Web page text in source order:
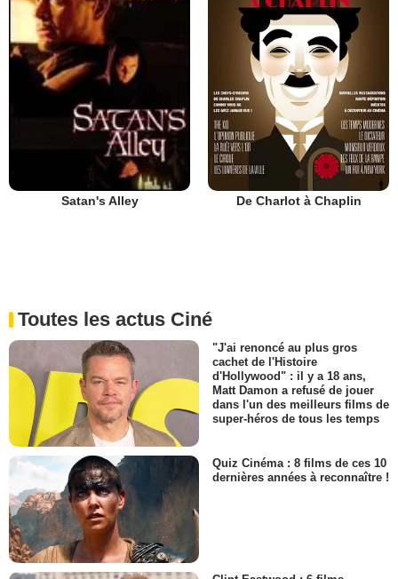
Satan's Alley De Charlot à Chaplin
Toutes les actus Ciné
"J'ai renoncé au plus gros
cachet de l'Histoire
d'Hollywood" : il y a 18 ans,
Matt Damon a refusé de jouer
dans l'un des meilleurs films de
super-héros de tous les temps
Quiz Cinéma : 8 films de ces 10
dernières années à reconnaître !